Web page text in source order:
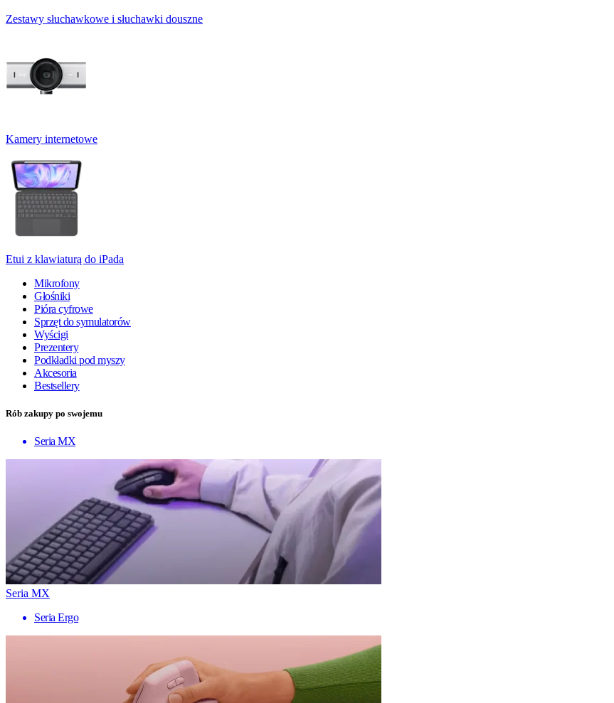
Zestawy słuchawkowe i słuchawki douszne
Kamery internetowe
Etui z klawiaturą do iPada
Mikrofony
Głośniki
Pióra cyfrowe
Sprzęt do symulatorów
Wyścigi
Prezentery
Podkładki pod myszy
Akcesoria
Bestsellery
Rób zakupy po swojemu
Seria MX
Seria MX
Seria Ergo